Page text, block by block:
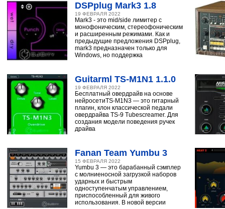
DSPplug Mark3 1.8
19 ФЕВРАЛЯ 2022
Mark3 - это mid/side лимитер с
монофоническим, стереофоническим
и расширенным режимами. Как и
предыдущие предложения DSPplug,
mark3 предназначен только для
Windows, но поддержка
Guitarml TS-M1N1 1.1.0
19 ФЕВРАЛЯ 2022
Бесплатный овердрайв на основе
нейросетиTS-M1N3 — это гитарный
плагин, клон классической педали
овердрайва TS-9 Tubescreamer. Для
создания модели поведения ручек
драйва
Fanan Team Yumbu 3
15 ФЕВРАЛЯ 2022
Yumbu 3 — это барабанный сэмплер
с молниеносной загрузкой наборов
ударных и быстрым
одноступенчатым управлением,
приспособленный для живого
использования. В новой версии